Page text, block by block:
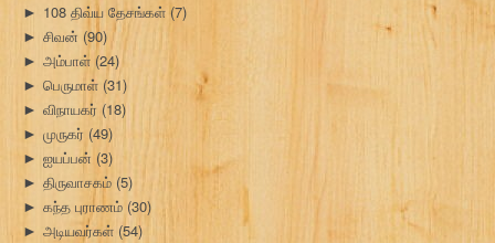
► 108 திவ்ய தேசங்கள் (7)
► சிவன் (90)
► அம்பாள் (24)
► பெருமாள் (31)
► விநாயகர் (18)
► முருகர் (49)
► ஐயப்பன் (3)
► திருவாசகம் (5)
► கந்த புராணம் (30)
► அடியவர்கள் (54)